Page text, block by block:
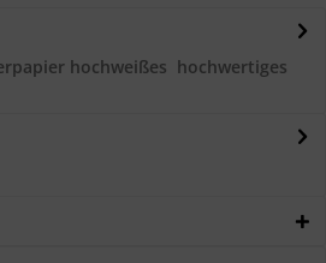
hochweißes hochwertiges